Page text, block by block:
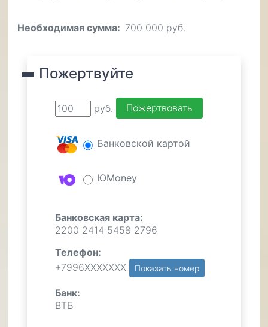
Необходимая сумма 700 000 руб.
Пожертвуйте
руб.
Банковской картой
ЮMoney
Банковская карта:
2200 2414 5458 2796
Телефон:
+7996ХХХХХХХ
Показать номер
Банк:
ВТБ